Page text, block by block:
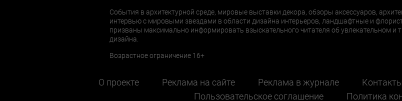
События в архитектурной среде, мировые выставки декора, обзоры аксессуаров,
интервью с мировыми звездами в области дизайна интерьеров, ландшафтные и
призваны максимально информировать взыскательного читателя об увлекательном и
дизайна.
Возрастное ограничение 16+
О проекте Реклама на сайте Реклама в журнале Контакты
Пользовательское соглашение
Политика